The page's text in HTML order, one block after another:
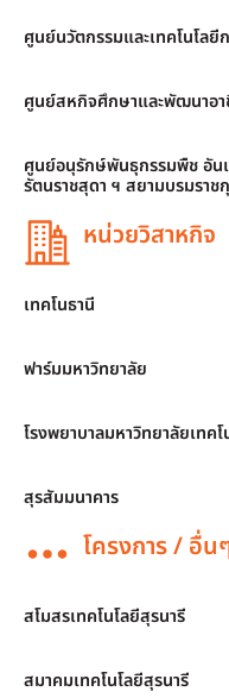
ศูนย์นวัตกรรมและเทคโนโลยี
ศูนย์สหกิจศึกษาและพัฒนาอ
ศูนย์อนุรักษ์พันธุกรรมพืช อันเ
รัตนราชสุดา ฯ สยามบรมราช
หน่วยวิสาหกิจ
เทคโนธานี
ฟาร์มมหาวิทยาลัย
โรงพยาบาลมหาวิทยาลัยเทค
สุรสัมมนาคาร
โครงการ / อื่น
สโมสรเทคโนโลยีสุรนารี
สมาคมเทคโนโลยีสุรนารี